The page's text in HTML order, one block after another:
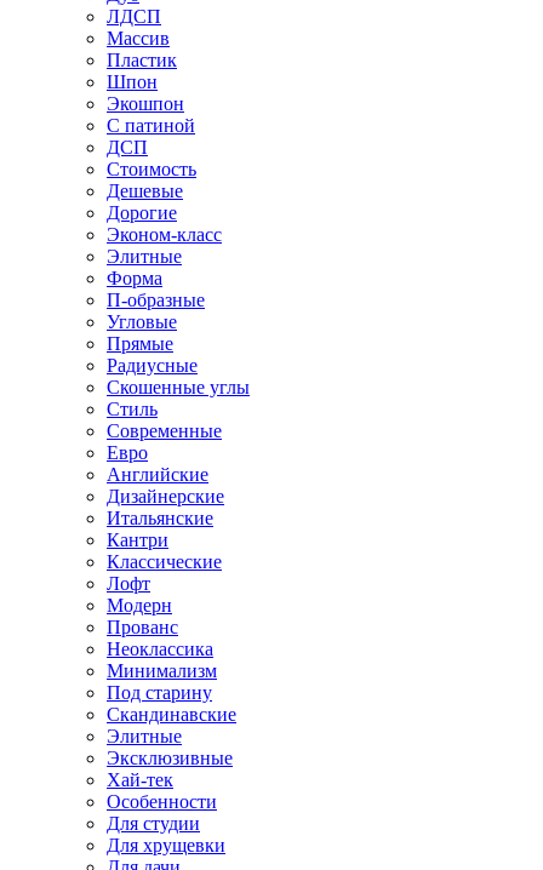
ЛДСП
Массив
Пластик
Шпон
Экошпон
С патиной
ДСП
Стоимость
Дешевые
Дорогие
Эконом-класс
Элитные
Форма
П-образные
Угловые
Прямые
Радиусные
Скошенные углы
Стиль
Современные
Евро
Английские
Дизайнерские
Итальянские
Кантри
Классические
Лофт
Модерн
Прованс
Неоклассика
Минимализм
Под старину
Скандинавские
Элитные
Эксклюзивные
Хай-тек
Особенности
Для студии
Для хрущевки